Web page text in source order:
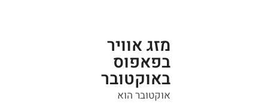
מזג אוויר
בפאפוס
באוקטובר
אוקטובר הוא